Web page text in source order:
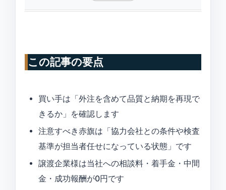
この記事の要点
買い手は「外注を含めて品質と納期を再現で
きるか」を確認します
注意すべき赤旗は「協力会社との条件や検査
基準が担当者任せになっている状態」です
譲渡企業様は当社への相談料・着手金・中間
金・成功報酬が0円です